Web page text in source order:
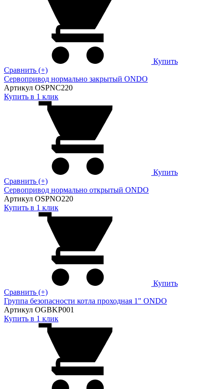
Купить
Сравнить (+)
Сервопривод нормально закрытый ONDO
Артикул OSPNC220
Купить в 1 клик
Купить
Сравнить (+)
Сервопривод нормально открытый ONDO
Артикул OSPNO220
Купить в 1 клик
Купить
Сравнить (+)
Группа безопасности котла проходная 1" ONDO
Артикул OGBKP001
Купить в 1 клик